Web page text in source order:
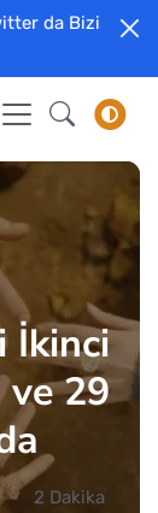
da Bizi
İkinci
ve 29
2 Dakika